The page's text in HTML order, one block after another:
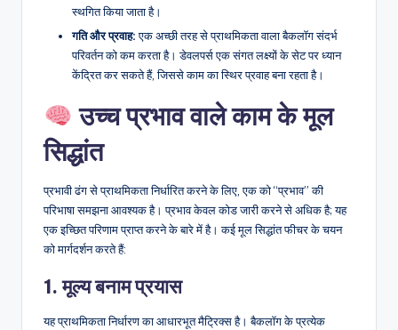
स्थगित किया जाता है।
गति और प्रवाह:एक अच्छी तरह से प्राथमिकता वाला बैकलॉग संदर्भ
परिवर्तन को कम करता है। डेवलपर्स एक संगत लक्ष्यों के सेट पर ध्यान
केंद्रित कर सकते हैं, जिससे काम का स्थिर प्रवाह बना रहता है।
उच्च प्रभाव वाले काम के मूल
सिद्धांत
प्रभावी ढंग से प्राथमिकता निर्धारित करने के लिए, एक को “प्रभाव” की
परिभाषा समझना आवश्यक है। प्रभाव केवल कोड जारी करने से अधिक है; यह
एक इच्छित परिणाम प्राप्त करने के बारे में है। कई मूल सिद्धांत फीचर के चयन
को मार्गदर्शन करते हैं:
1. मूल्य बनाम प्रयास
यह प्राथमिकता निर्धारण का आधारभूत मैट्रिक्स है। बैकलॉग के प्रत्येक